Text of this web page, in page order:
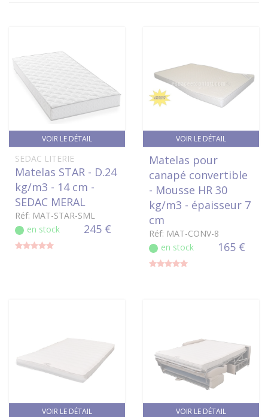
VOIR LE DÉTAIL
SEDAC LITERIE
Matelas STAR - D.24
kg/m3 - 14 cm -
SEDAC MERAL
Réf: MAT-STAR-SML
en stock
245 €
VOIR LE DÉTAIL
Matelas pour
canapé convertible
- Mousse HR 30
kg/m3 - épaisseur 7
cm
Réf: MAT-CONV-8
en stock
165 €
VOIR LE DÉTAIL VOIR LE DÉTAIL